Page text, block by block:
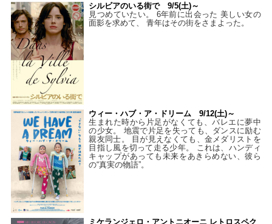
シルビアのいる街で 9/5(土)～
見つめていたい。 6年前に出会った 美しい女の
面影を求めて、 青年はその街をさまよった。
ウィー・ハブ・ア・ドリーム 9/12(土)～
生まれた時から片足がなくても、バレエに夢中
の少女。 地震で片足を失っても、ダンスに励む
親友同士。 目が見えなくても、金メダリストを
目指し風を切って走る少年。 これは、ハンディ
キャップがあっても未来をあきらめない、彼ら
の“真実の物語”。
ミケランジェロ・アントニオーニ レトロスペク